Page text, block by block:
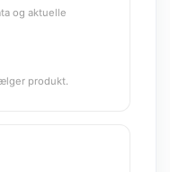
og aktuelle
produkt.